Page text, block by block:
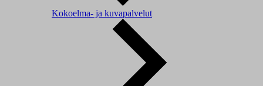
Kokoelma- ja kuvapalvelut